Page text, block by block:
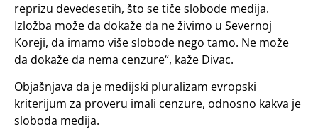
reprizu devedesetih, što se tiče slobode medija.
Izložba može da dokaže da ne živimo u Severnoj
Koreji, da imamo više slobode nego tamo. Ne može
da dokaže da nema cenzure“, kaže Divac.
Objašnjava da je medijski pluralizam evropski
kriterijum za proveru imali cenzure, odnosno kakva je
sloboda medija.